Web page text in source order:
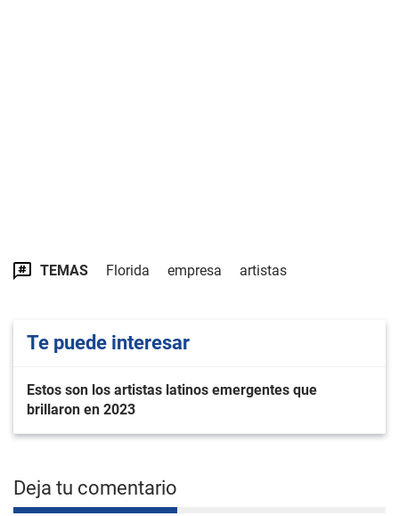
TEMAS Florida empresa artistas
Te puede interesar
Estos son los artistas latinos emergentes que
brillaron en 2023
Deja tu comentario